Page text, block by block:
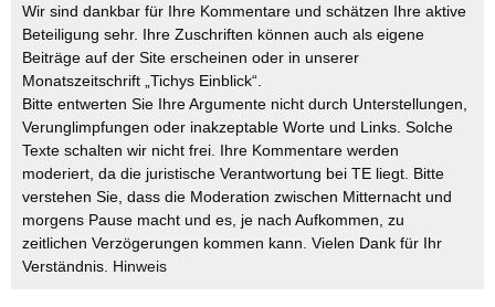
Wir sind dankbar für Ihre Kommentare und schätzen Ihre aktive
Beteiligung sehr. Ihre Zuschriften können auch als eigene
Beiträge auf der Site erscheinen oder in unserer
Monatszeitschrift „Tichys Einblick“.
Bitte entwerten Sie Ihre Argumente nicht durch Unterstellungen,
Verunglimpfungen oder inakzeptable Worte und Links. Solche
Texte schalten wir nicht frei. Ihre Kommentare werden
moderiert, da die juristische Verantwortung bei TE liegt. Bitte
verstehen Sie, dass die Moderation zwischen Mitternacht und
morgens Pause macht und es, je nach Aufkommen, zu
zeitlichen Verzögerungen kommen kann. Vielen Dank für Ihr
Verständnis. Hinweis